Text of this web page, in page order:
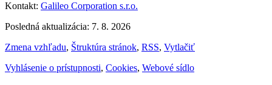
Kontakt: Galileo Corporation s.r.o.
Posledná aktualizácia: 7. 8. 2026
Zmena vzhľadu, Štruktúra stránok, RSS, Vytlačiť
Vyhlásenie o prístupnosti, Cookies, Webové sídlo